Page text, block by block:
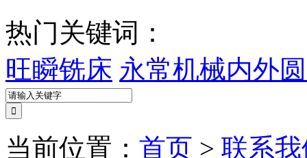
热门关键词：
旺瞬铣床 永常机械内外
当前位置： 首页 > 联系